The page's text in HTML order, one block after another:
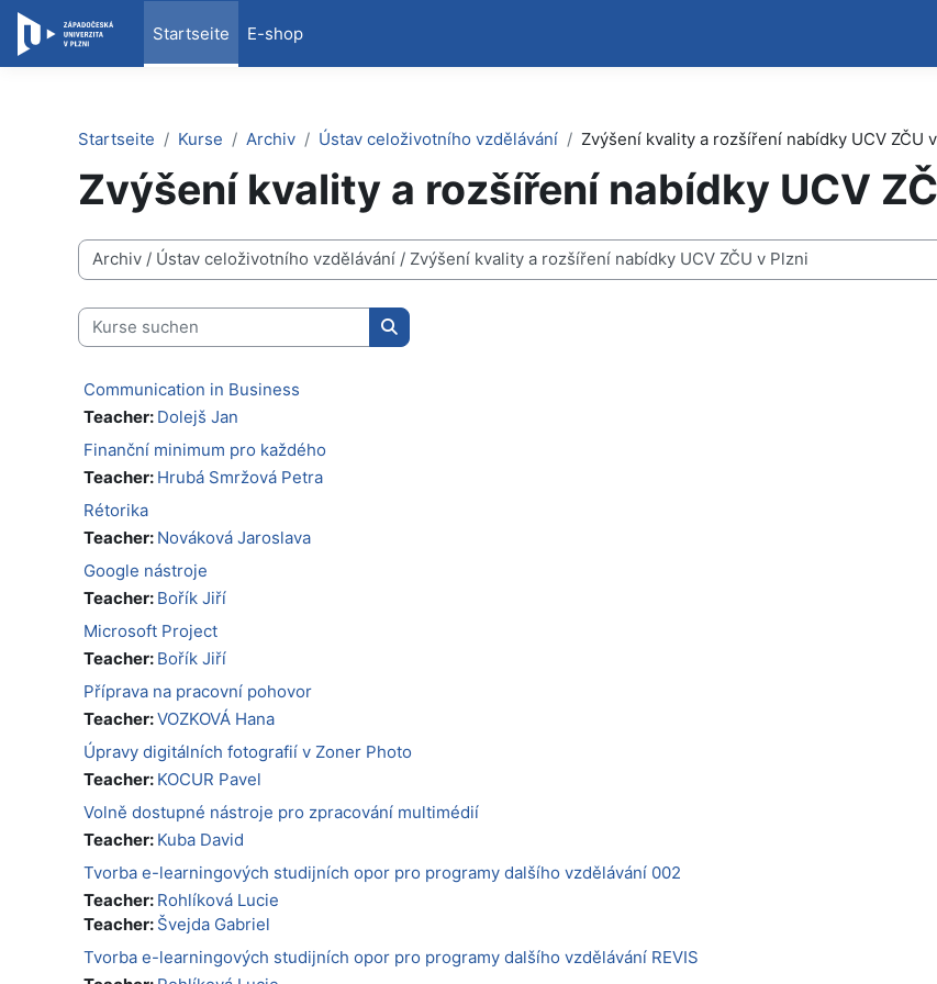
Zum Hauptinhalt
Startseite
E-shop
Startseite
Kurse Archiv Ústav celoživotního vzdělávání Zvýšení kvality a rozšíření nabídky UCV ZČU
Zvýšení kvality a rozšíření nabídky UCV
Kursbereiche
Kurse suchen
Kurse suchen
Communication in Business
Teacher: Dolejš Jan
Finanční minimum pro každého
Teacher: Hrubá Smržová Petra
Rétorika
Teacher: Nováková Jaroslava
Google nástroje
Teacher: Bořík Jiří
Microsoft Project
Teacher: Bořík Jiří
Příprava na pracovní pohovor
Teacher:VOZKOVÁ Hana
Úpravy digitálních fotografií v Zoner Photo
Teacher: KOCUR Pavel
Volně dostupné nástroje pro zpracování multimédií
Teacher: Kuba David
Tvorba e-learningových studijních opor pro programy dalšího vzdělávání 002
Teacher: Rohlíková Lucie
Teacher: Švejda Gabriel
Tvorba e-learningových studijních opor pro programy dalšího vzdělávání REVIS